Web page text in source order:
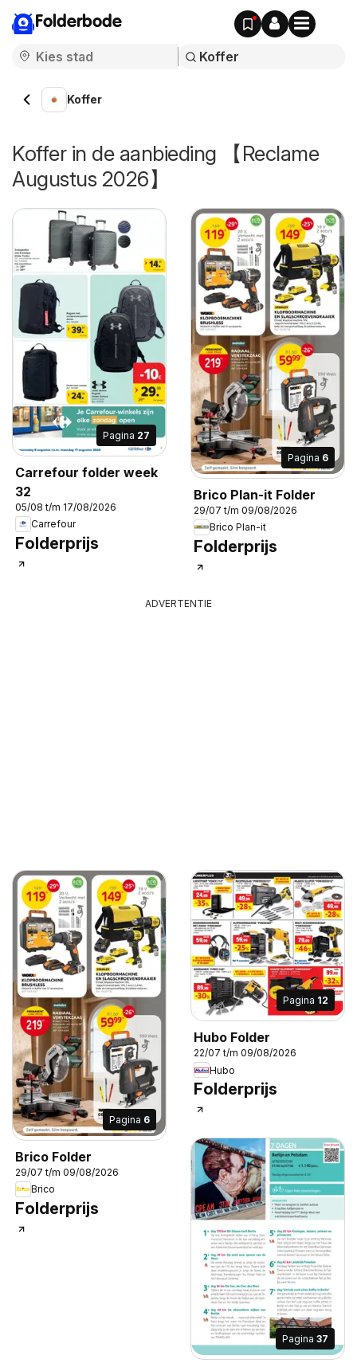
Folderbode
Koffer
Koffer in de aanbieding 【Reclame
Augustus 2026】
Pagina 27
Carrefour folder week
32
05/08 t/m 17/08/2026
Carrefour
Folderprijs
Pagina 6
Brico Plan-it Folder
29/07 t/m 09/08/2026
Brico Plan-it
Folderprijs
ADVERTENTIE
Pagina 6
Brico Folder
29/07 t/m 09/08/2026
Brico
Folderprijs
Pagina 12
Hubo Folder
22/07 t/m 09/08/2026
Hubo
Folderprijs
Pagina 37